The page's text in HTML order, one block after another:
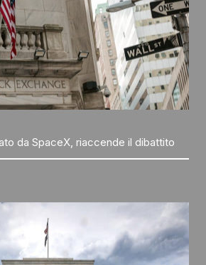
da SpaceX, riaccende il dibattito